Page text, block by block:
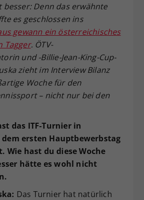
besser: Denn das erwähnte
es geschlossen ins
gewann ein österreichisches
Tagger. ÖTV-
und -Billie-Jean-King-Cup-
zieht im Interview Bilanz
Woche für den
– nicht nur bei den
das ITF-Turnier in
ersten Hauptbewerbstag
Wie hast du diese Woche
hätte es wohl nicht
Das Turnier hat natürlich